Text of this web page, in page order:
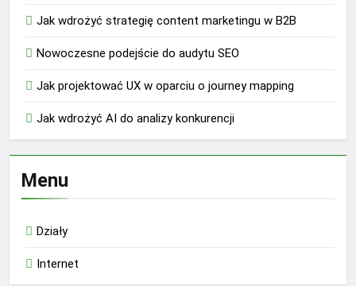
Jak wdrożyć strategię content marketingu w B2B
Nowoczesne podejście do audytu SEO
Jak projektować UX w oparciu o journey mapping
Jak wdrożyć AI do analizy konkurencji
Menu
Działy
Internet